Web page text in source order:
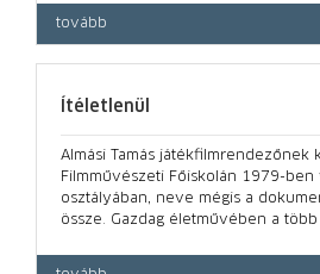
tovább
Ítéletlenül
Almási Tamás játékfilmrendezőnek
Filmművészeti Főiskolán 1979-ben
osztályában, neve mégis a
össze. Gazdag életművében a több